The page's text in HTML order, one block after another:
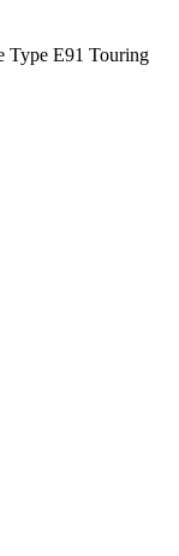
Type E91 Touring